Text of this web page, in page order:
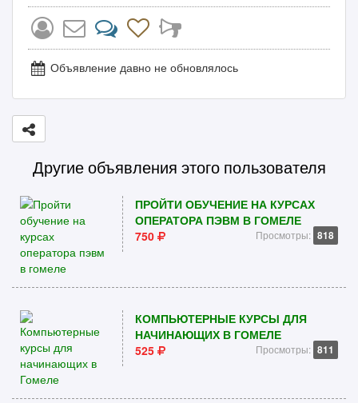
Объявление давно не обновлялось
Другие объявления этого пользователя
ПРОЙТИ ОБУЧЕНИЕ НА КУРСАХ
ОПЕРАТОРА ПЭВМ В ГОМЕЛЕ
750
Просмотры: 818
КОМПЬЮТЕРНЫЕ КУРСЫ ДЛЯ
НАЧИНАЮЩИХ В ГОМЕЛЕ
525
Просмотры: 811